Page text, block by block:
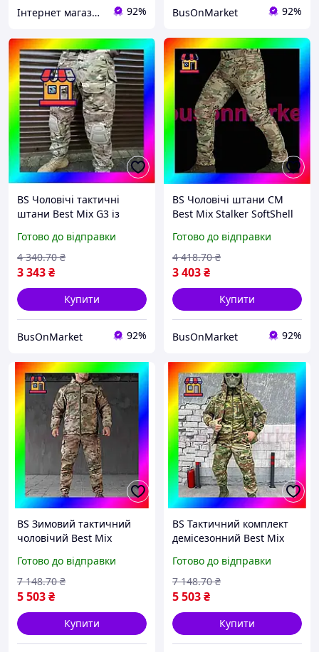
Інтернет магазин livelyshop 92% BusOnMarket 92%
BS Чоловічі тактичні
штани Best Mix G3 із
(Мультикам) M BAS77/N
Готово до відправки
3 343₴
4 340.70 ₴
Купити
BusOnMarket 92%
BS Чоловічі штани CM
Best Mix Stalker SoftShell
BAS77/N
Готово до відправки
3 403₴
4 418.70 ₴
Купити
BusOnMarket 92%
BS Зимовий тактичний
чоловічий Best Mix
та штани) Мультикам S
BAS77/N
Готово до відправки
5 503₴
7 148.70 ₴
Купити
BS Тактичний комплект
демісезонний Best Mix
штани, кофта, бейсболка)
Мультика BAS77/N
Готово до відправки
5 503₴
7 148.70 ₴
Купити